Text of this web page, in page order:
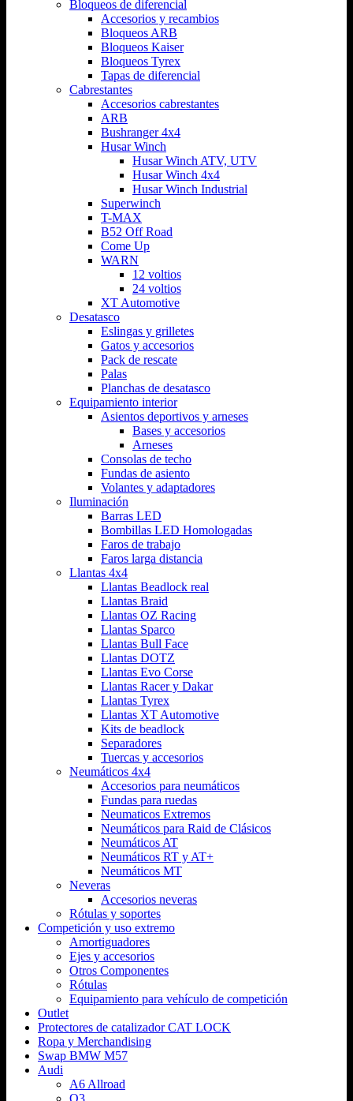
Bloqueos de diferencial
Accesorios y recambios
Bloqueos ARB
Bloqueos Kaiser
Bloqueos Tyrex
Tapas de diferencial
Cabrestantes
Accesorios cabrestantes
ARB
Bushranger 4x4
Husar Winch
Husar Winch ATV, UTV
Husar Winch 4x4
Husar Winch Industrial
Superwinch
T-MAX
B52 Off Road
Come Up
WARN
12 voltios
24 voltios
XT Automotive
Desatasco
Eslingas y grilletes
Gatos y accesorios
Pack de rescate
Palas
Planchas de desatasco
Equipamiento interior
Asientos deportivos y arneses
Bases y accesorios
Arneses
Consolas de techo
Fundas de asiento
Volantes y adaptadores
Iluminación
Barras LED
Bombillas LED Homologadas
Faros de trabajo
Faros larga distancia
Llantas 4x4
Llantas Beadlock real
Llantas Braid
Llantas OZ Racing
Llantas Sparco
Llantas Bull Face
Llantas DOTZ
Llantas Evo Corse
Llantas Racer y Dakar
Llantas Tyrex
Llantas XT Automotive
Kits de beadlock
Separadores
Tuercas y accesorios
Neumáticos 4x4
Accesorios para neumáticos
Fundas para ruedas
Neumaticos Extremos
Neumáticos para Raid de Clásicos
Neumáticos AT
Neumáticos RT y AT+
Neumáticos MT
Neveras
Accesorios neveras
Rótulas y soportes
Competición y uso extremo
Amortiguadores
Ejes y accesorios
Otros Componentes
Rótulas
Equipamiento para vehículo de competición
Outlet
Protectores de catalizador CAT LOCK
Ropa y Merchandising
Swap BMW M57
Audi
A6 Allroad
Q3